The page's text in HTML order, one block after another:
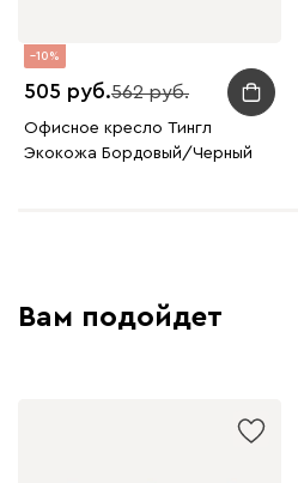
10
505 562
Офисное кресло Тингл
Экокожа Бордовый/Черный
Вам подойдет